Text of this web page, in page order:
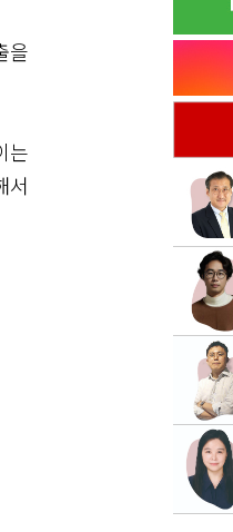
을
는
서